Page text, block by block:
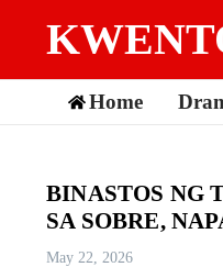
Home
BINASTOS NG
SA SOBRE,
May 22, 2026